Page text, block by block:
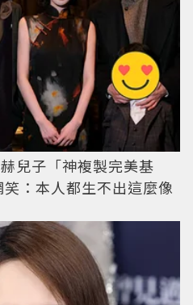
兒子「神複製完美基
：本人都生不出這麼像